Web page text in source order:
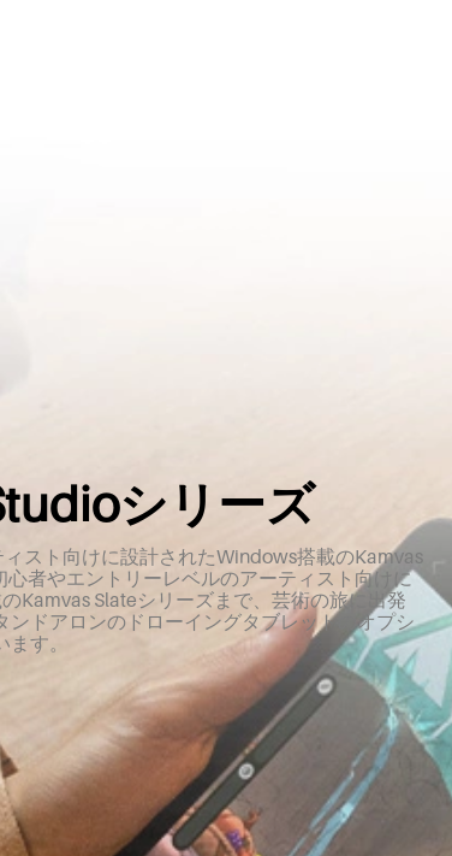
シリーズ
スト向けに設計されたWindows搭載のKamvas
者やエントリーレベルのアーティスト向けに
Kamvas Slateシリーズまで、芸術の旅に出発
ンドアロンのドローイングタブレットのオプシ
す。